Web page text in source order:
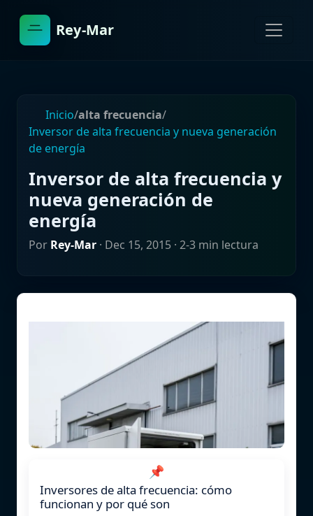
Rey-Mar
Inicio/alta frecuencia/
Inversor de alta frecuencia y nueva generación
de energía
Inversor de alta frecuencia y
nueva generación de
energía
Por Rey-Mar · Dec 15, 2015 · 2-3 min lectura
📌
Inversores de alta frecuencia: cómo
funcionan y por qué son